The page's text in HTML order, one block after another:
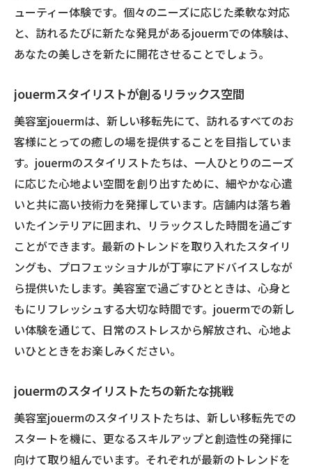
ューティー体験です。個々のニーズに応じた柔軟な対応
と、訪れるたびに新たな発見があるjouermでの体験は、
あなたの美しさを新たに開花させることでしょう。
jouermスタイリストが創るリラックス空間
美容室jouermは、新しい移転先にて、訪れるすべてのお
客様にとっての癒しの場を提供することを目指していま
す。jouermのスタイリストたちは、一人ひとりのニーズ
に応じた心地よい空間を創り出すために、細やかな心遣
いと共に高い技術力を発揮しています。店舗内は落ち着
いたインテリアに囲まれ、リラックスした時間を過ごす
ことができます。最新のトレンドを取り入れたスタイリ
ングも、プロフェッショナルが丁寧にアドバイスしなが
ら提供いたします。美容室で過ごすひとときは、心身と
もにリフレッシュする大切な時間です。jouermでの新し
い体験を通じて、日常のストレスから解放され、心地よ
いひとときをお楽しみください。
jouermのスタイリストたちの新たな挑戦
美容室jouermのスタイリストたちは、新しい移転先での
スタートを機に、更なるスキルアップと創造性の発揮に
向けて取り組んでいます。それぞれが最新のトレンドを